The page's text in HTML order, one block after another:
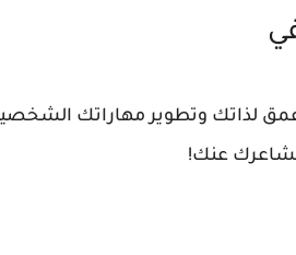
لذاتك وتطوير مهاراتك
مشاعرك عنك!